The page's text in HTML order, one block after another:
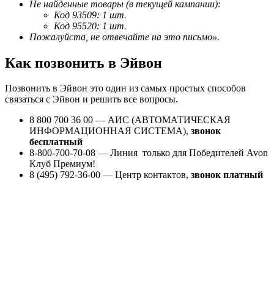
Не найденные товары (в текущей кампании):
Код 93509: 1 шт.
Код 95520: 1 шт.
Пожалуйста, не отвечайте на это письмо».
Как позвонить в Эйвон
Позвонить в Эйвон это один из самых простых способов
связаться с Эйвон и решить все вопросы.
8 800 700 36 00 — АИС (АВТОМАТИЧЕСКАЯ
ИНФОРМАЦИОННАЯ СИСТЕМА), звонок
бесплатный
8-800-700-70-08 — Линия только для Победителей Avon
Клуб Премиум!
8 (495) 792-36-00 — Центр контактов, звонок платный